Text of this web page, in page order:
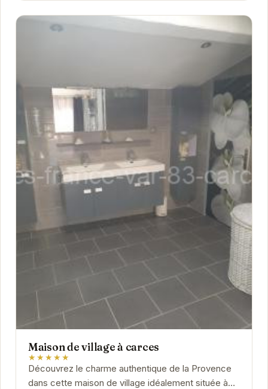
Maison de village à carces
★★★★★
Découvrez le charme authentique de la Provence
dans cette maison de village idéalement située à